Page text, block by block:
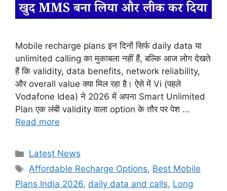
Mobile recharge plans इन दिनों सिर्फ daily data या
unlimited calling का मुकाबला नहीं हैं, बल्कि आज लोग देखते
हैं कि validity, data benefits, network reliability,
और overall value क्या मिल रहा है। ऐसे में Vi (पहले
Vodafone Idea) ने 2026 में अपना Smart Unlimited
Plan एक लंबी validity वाला option के तौर पर पेश …
Read more
Categories
Latest News
Tags
Affordable Recharge Options, Best Mobile
Plans India 2026, daily data and calls, Long